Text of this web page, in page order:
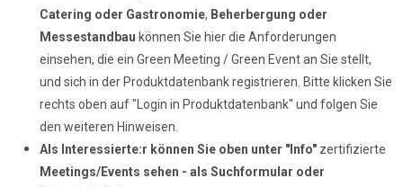
Catering oder Gastronomie, Beherbergung oder
Messestandbau können Sie hier die Anforderungen
einsehen, die ein Green Meeting / Green Event an Sie stellt,
und sich in der Produktdatenbank registrieren. Bitte klicken Sie
rechts oben auf "Login in Produktdatenbank" und folgen Sie
den weiteren Hinweisen.
Als Interessierte:r können Sie oben unter "Info" zertifizierte
Meetings/Events sehen - als Suchformular oder